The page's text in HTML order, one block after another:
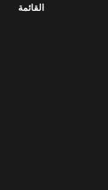
القائمة